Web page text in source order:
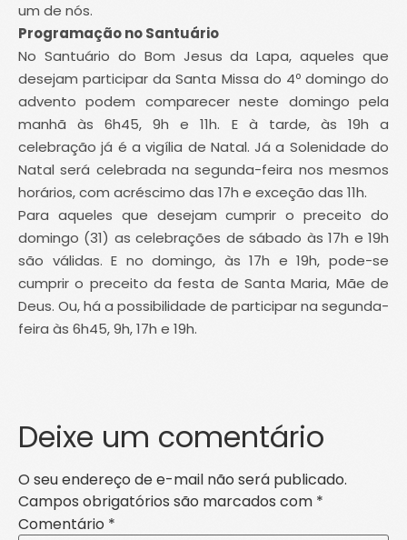
um de nós.
Programação no Santuário
No Santuário do Bom Jesus da Lapa, aqueles que
desejam participar da Santa Missa do 4º domingo do
advento podem comparecer neste domingo pela
manhã às 6h45, 9h e 11h. E à tarde, às 19h a
celebração já é a vigília de Natal. Já a Solenidade do
Natal será celebrada na segunda-feira nos mesmos
horários, com acréscimo das 17h e exceção das 11h.
Para aqueles que desejam cumprir o preceito do
domingo (31) as celebrações de sábado às 17h e 19h
são válidas. E no domingo, às 17h e 19h, pode-se
cumprir o preceito da festa de Santa Maria, Mãe de
Deus. Ou, há a possibilidade de participar na segunda-
feira às 6h45, 9h, 17h e 19h.
Deixe um comentário
O seu endereço de e-mail não será publicado.
Campos obrigatórios são marcados com *
Comentário *